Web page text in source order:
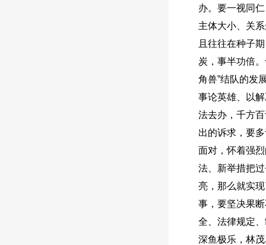
办。要一视同
主体大小、关
且往往在种子
炭，事半功倍
角兽”结队的发
事论英雄、以
法去办，千方
出的诉求，要
面对，怀着强
法、新举措把
亮，那么就实
事，要坚决果
全、法律规定
深鱼极乐，林